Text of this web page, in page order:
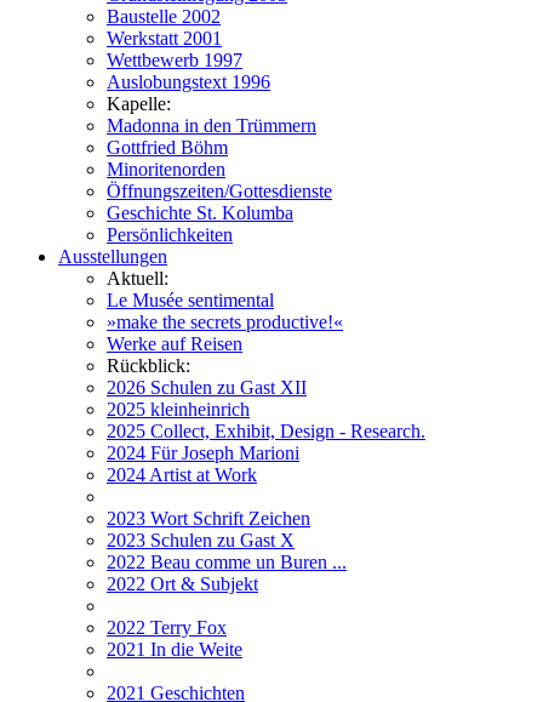
Baustelle 2002
Werkstatt 2001
Wettbewerb 1997
Auslobungstext 1996
Kapelle:
Madonna in den Trümmern
Gottfried Böhm
Minoritenorden
Öffnungszeiten/Gottesdienste
Geschichte St. Kolumba
Persönlichkeiten
Ausstellungen
Aktuell:
Le Musée sentimental
»make the secrets productive!«
Werke auf Reisen
Rückblick:
2026 Schulen zu Gast XII
2025 kleinheinrich
2025 Collect, Exhibit, Design - Research.
2024 Für Joseph Marioni
2024 Artist at Work
2023 Wort Schrift Zeichen
2023 Schulen zu Gast X
2022 Beau comme un Buren ...
2022 Ort & Subjekt
2022 Terry Fox
2021 In die Weite
2021 Geschichten